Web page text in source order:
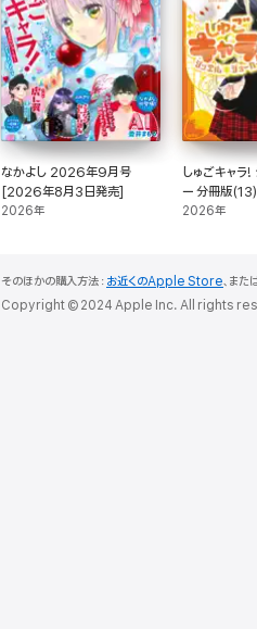
なかよし 2026年9月号
[2026年8月3日発売]
2026年
しゅごキャラ!
ー 分冊版(13)
2026年
そのほかの購入方法： お近くのApple Store、また
Copyright © 2024 Apple Inc. All rights